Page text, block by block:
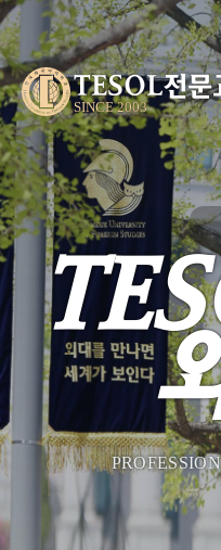
TESOL전문
SINCE 2003